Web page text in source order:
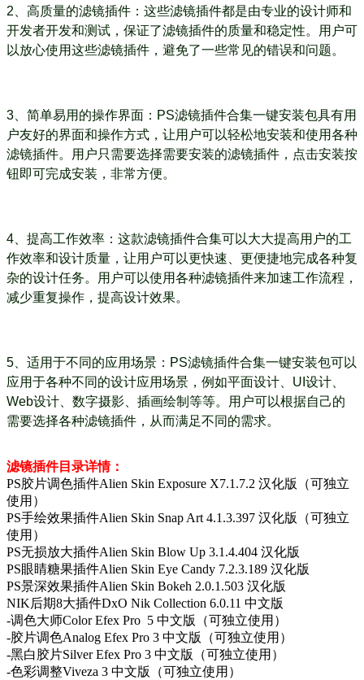
2、高质量的滤镜插件：这些滤镜插件都是由专业的设计师和
开发者开发和测试，保证了滤镜插件的质量和稳定性。用户可
以放心使用这些滤镜插件，避免了一些常见的错误和问题。
3、简单易用的操作界面：PS滤镜插件合集一键安装包具有用
户友好的界面和操作方式，让用户可以轻松地安装和使用各种
滤镜插件。用户只需要选择需要安装的滤镜插件，点击安装按
钮即可完成安装，非常方便。
4、提高工作效率：这款滤镜插件合集可以大大提高用户的工
作效率和设计质量，让用户可以更快速、更便捷地完成各种复
杂的设计任务。用户可以使用各种滤镜插件来加速工作流程，
减少重复操作，提高设计效果。
5、适用于不同的应用场景：PS滤镜插件合集一键安装包可以
应用于各种不同的设计应用场景，例如平面设计、UI设计、
Web设计、数字摄影、插画绘制等等。用户可以根据自己的
需要选择各种滤镜插件，从而满足不同的需求。
滤镜插件目录详情：
PS胶片调色插件Alien Skin Exposure X7.1.7.2 汉化版（可独立
使用）
PS手绘效果插件Alien Skin Snap Art 4.1.3.397 汉化版（可独立
使用）
PS无损放大插件Alien Skin Blow Up 3.1.4.404 汉化版
PS眼睛糖果插件Alien Skin Eye Candy 7.2.3.189 汉化版
PS景深效果插件Alien Skin Bokeh 2.0.1.503 汉化版
NIK后期8大插件DxO Nik Collection 6.0.11 中文版
-调色大师Color Efex Pro 5 中文版（可独立使用）
-胶片调色Analog Efex Pro 3 中文版（可独立使用）
-黑白胶片Silver Efex Pro 3 中文版（可独立使用）
-色彩调整Viveza 3 中文版（可独立使用）